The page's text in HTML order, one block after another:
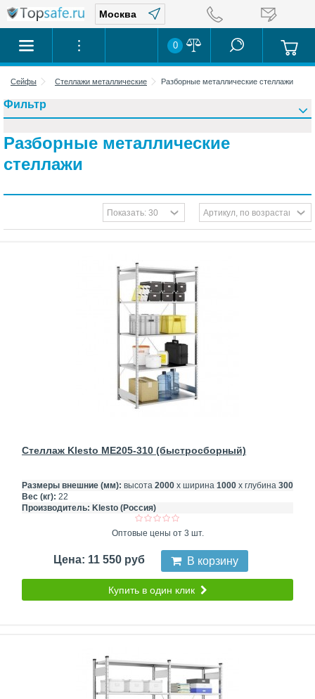
0
Сейфы Стеллажи металлические Разборные металлические стеллажи
Разборные металлические
стеллажи
Стеллаж Klesto ME205-310 (быстросборный)
Размеры внешние (мм): высота 2000 х ширина 1000 х глубина 300
Вес (кг): 22
Производитель: Klesto (Россия)
Оптовые цены от 3 шт.
Цена: 11 550 руб В корзину
Купить в один клик
Фильтр